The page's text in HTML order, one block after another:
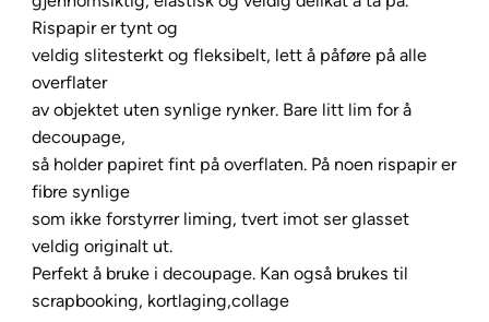
A
4
–
N
o
.
2
0
4
4
a
n
Rispapir er tynt og
veldig slitesterkt og fleksibelt, lett å påføre på alle
overflater
av objektet uten synlige rynker. Bare litt lim for å
decoupage,
så holder papiret fint på overflaten. På noen rispapir er
fibre synlige
som ikke forstyrrer liming, tvert imot ser glasset
veldig originalt ut.
Perfekt å bruke i decoupage. Kan også brukes til
scrapbooking, kortlaging,collage